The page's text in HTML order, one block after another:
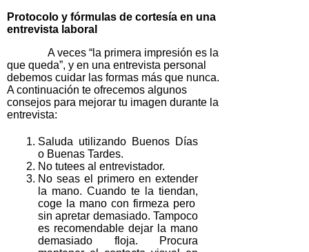
Protocolo y fórmulas de cortesía en una
entrevista laboral
A veces “la primera impresión es la
que queda”, y en una entrevista personal
debemos cuidar las formas más que nunca.
A continuación te ofrecemos algunos
consejos para mejorar tu imagen durante la
entrevista:
Saluda utilizando Buenos Días
o Buenas Tardes.
No tutees al entrevistador.
No seas el primero en extender
la mano. Cuando te la tiendan,
coge la mano con firmeza pero
sin apretar demasiado. Tampoco
es recomendable dejar la mano
demasiado floja. Procura